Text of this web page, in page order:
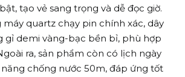
tạo vẻ sang trọng và dễ đọc giờ.
quartz chạy pin chính xác, dây
gỉ demi vàng-bạc bền bỉ, phù hợp
ra, sản phẩm còn có lịch ngày
chống nước 50m, đáp ứng tốt